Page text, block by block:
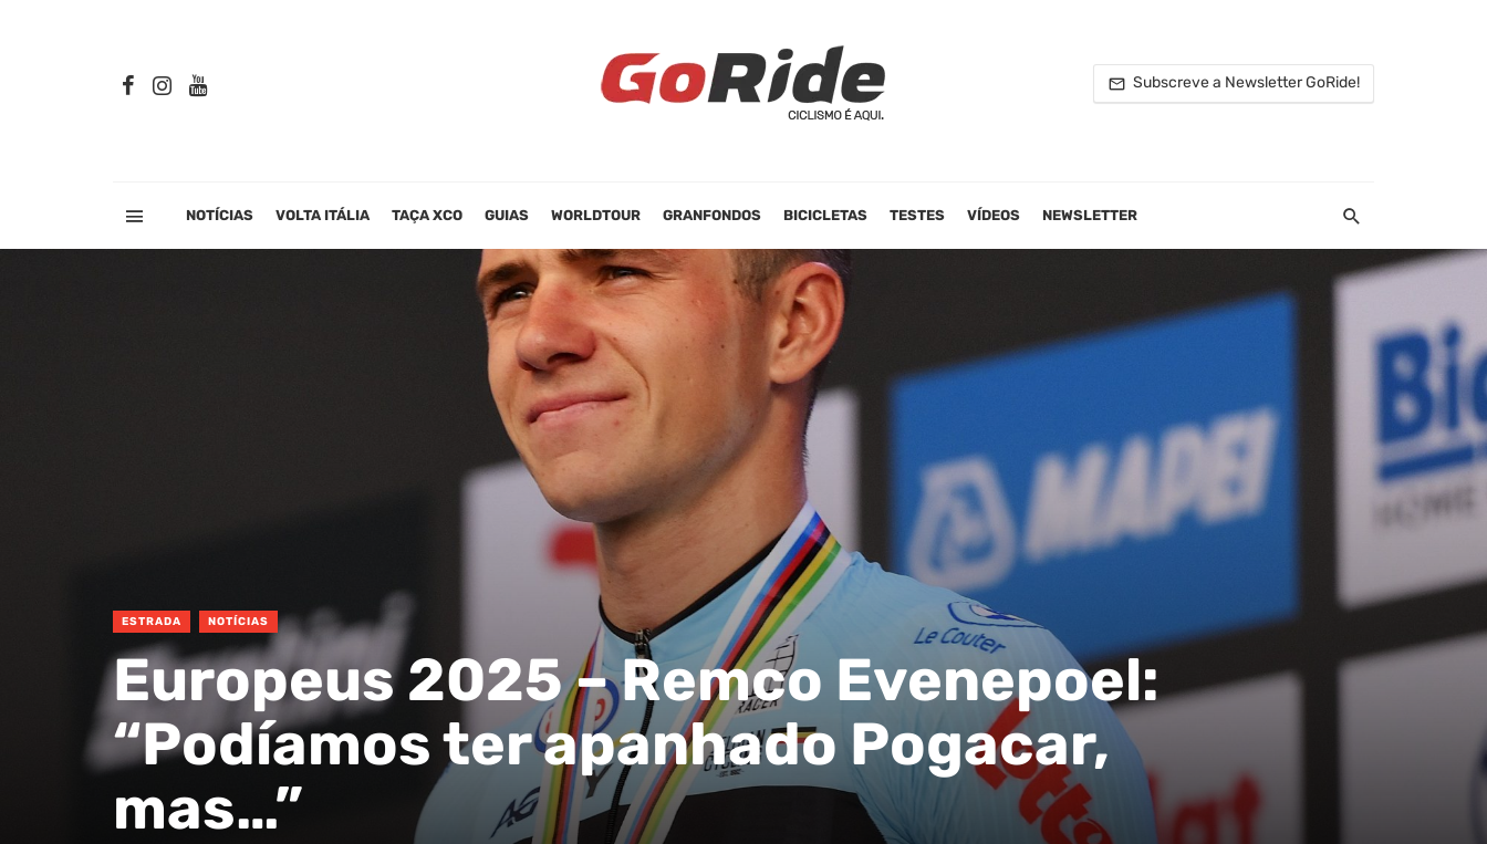
Subscreve a Newsletter GoRide!
NOTÍCIAS VOLTA ITÁLIA TAÇA XCO GUIAS WORLDTOUR GRANFONDOS BICICLETAS TESTES VÍDEOS NEWSLETTER
ESTRADA NOTÍCIAS
Europeus 2025 – Remco Evenepoel:
“Podíamos ter apanhado Pogacar,
mas…”